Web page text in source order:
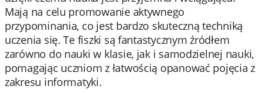
Mają na celu promowanie aktywnego
przypominania, co jest bardzo skuteczną techniką
uczenia się. Te fiszki są fantastycznym źródłem
zarówno do nauki w klasie, jak i samodzielnej nauki,
pomagając uczniom z łatwością opanować pojęcia z
zakresu informatyki.